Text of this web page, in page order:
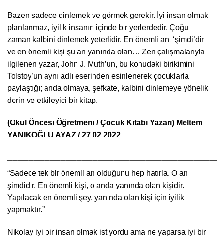
Bazen sadece dinlemek ve görmek gerekir. İyi insan olmak
planlanmaz, iyilik insanın içinde bir yerlerdedir. Çoğu
zaman kalbini dinlemek yeterlidir. En önemli an, ‘şimdi’dir
ve en önemli kişi şu an yanında olan… Zen çalışmalarıyla
ilgilenen yazar, John J. Muth’un, bu konudaki birikimini
Tolstoy’un aynı adlı eserinden esinlenerek çocuklarla
paylaştığı; anda olmaya, şefkate, kalbini dinlemeye yönelik
derin ve etkileyici bir kitap.
(Okul Öncesi Öğretmeni / Çocuk Kitabı Yazarı) Meltem
YANIKOĞLU AYAZ / 27.02.2022
“Sadece tek bir önemli an olduğunu hep hatırla. O an
şimdidir. En önemli kişi, o anda yanında olan kişidir.
Yapılacak en önemli şey, yanında olan kişi için iyilik
yapmaktır.”
Nikolay iyi bir insan olmak istiyordu ama ne yaparsa iyi bir